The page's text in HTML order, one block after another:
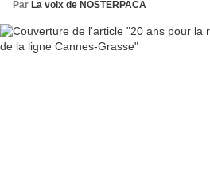
Par La voix de NOSTERPACA